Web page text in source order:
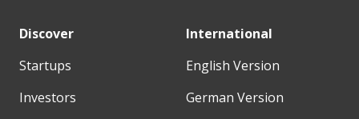
Discover
Startups
Investors
International
English Version
German Version